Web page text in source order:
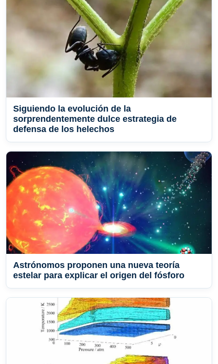
Siguiendo la evolución de la
sorprendentemente dulce estrategia de
defensa de los helechos
Astrónomos proponen una nueva teoría
estelar para explicar el origen del fósforo